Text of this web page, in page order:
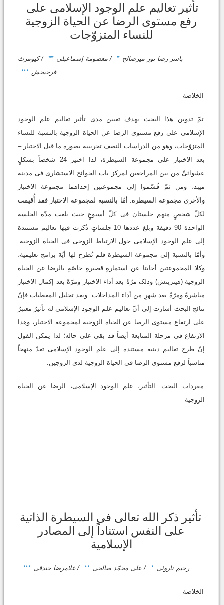
تأثیر تعالیم علم الوجود الإسلامی على
رفع مستوى الرضا عن الحیاة الزوجیة
للنساء المتزوّجات
یاسر رضا بور میرصالح * / معصومة إسماعیلی **
/ کیومرث
فرحبخش ***
الخلاصة
تمّ تدوین هذا البحث بهدف تعیین مدى تأثیر تعالیم علم الوجود
الإسلامی على رفع مستوى الرضا عن الحیاة الزوجیة بالنسبة للنساء
المتزوّجات، وهو من الدراسات النصف تجریبیة بصورة ما قبل الاختبار –
بعد الاختبار على مجموعة السیطرة، لذا اختیر 24 شخصاً بشکلٍ
عشوائیٍّ من بین المراجعین لمرکز باب الحوائج الاستشاری فی مدینة
میبد، ومن ثمّ قُسّموا إلى مجموعتین إحداهما مجموعة الاختبار
والأخرى مجموعة السیطرة. أمّا بالنسبة لمجموعة الاختبار فقد أُقیمت
لکلّ شخصٍ منهم جلستان فی کلّ أسبوعٍ حیث بلغت مدّة الجلسة
الواحدة 90 دقیقة وبلغ عددها 10 جلساتٍ ذُکرت فیها تعالیم مستندة
إلى علم الوجود الإسلامی حول الارتباط الزوجی فی الحیاة الزوجیة.
وأمّا بالنسبة إلى مجموعة السیطرة فلم تُطرح لها أیّة برامج تعلیمیة،
وکلا المجموعتین أجابتا عن استمارةٍ قصیرةٍ خاصّةٍ بالرضا عن الحیاة
الزوجیة (هینریتش) وذلک مرّةً بعد أداء الاختبار ومرّةً بعد إکمال الاختبار
مباشرةً ومرّةً بعد شهرٍ من أداء المداخلات. وبعد تحلیل المعطیات فإنّ
نتائج البحث أشارت إلى أنّ تعالیم علم الوجود الإسلامی له تأثیرٌ معتبرٌ
على ارتفاع مستوى الرضا عن الحیاة الزوجیة لمجموعة الاختبار، وهذا
الارتفاع فی مرحلة المتابعة أیضاً قد بقی على حاله؛ لذا یمکن القول
إنّ طرح تعالیم دینیة مستندة إلى علم الوجود الإسلامی تعدّ منهجاً
مناسباً لرفع مستوى الرضا فی الحیاة الزوجیة لدى الزوجین.
مفردات البحث: التأثیر، علم الوجود الإسلامی، الرضا عن الحیاة
الزوجیة
تأثیر ذکر الله تعالى فی السیطرة الذاتیة
على النفس استناداً إلى المصادر
الإسلامیة
رحیم ناروئی * / علی محمّد صالحی ** / غلامرضا جندقی ***
الخلاصة